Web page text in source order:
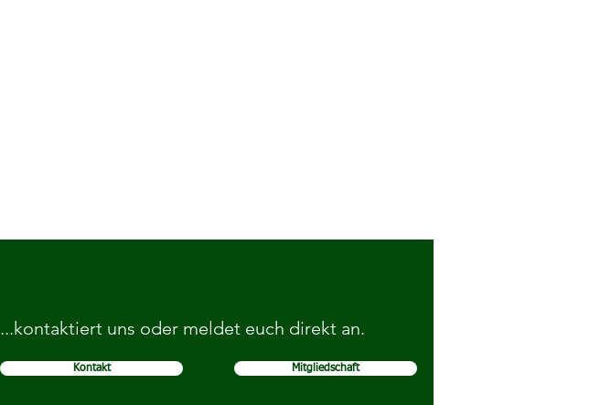
...kontaktiert uns oder meldet euch direkt an.
Kontakt Mitgliedschaft